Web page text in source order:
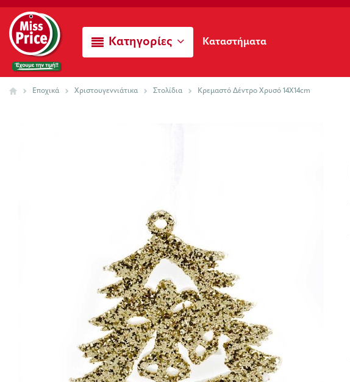
Κατηγορίες Καταστήματα
Εποχικά Χριστουγεννιάτικα Στολίδια Κρεμαστό Δέντρο Χρυσό 14X14cm